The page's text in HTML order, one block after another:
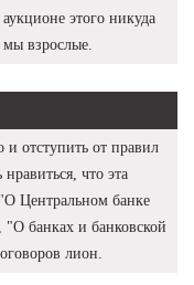
этого никуда
взрослые.
отступить от правил
что эта
Центральном банке
банках и банковской
лион.